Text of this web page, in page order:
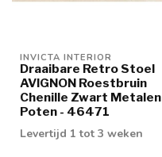
INVICTA INTERIOR
Draaibare Retro Stoel
AVIGNON Roestbruin
Chenille Zwart Metalen
Poten - 46471
Levertijd 1 tot 3 weken